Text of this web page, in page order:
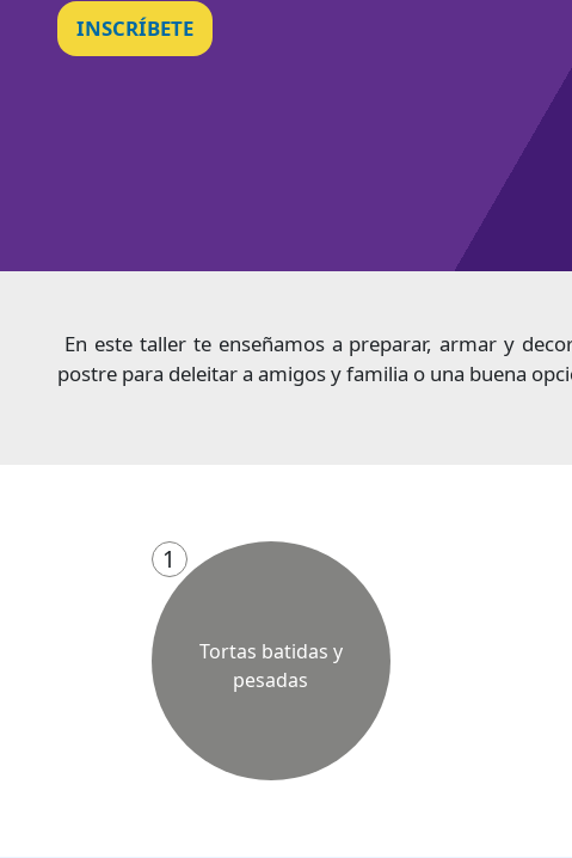
INSCRÍBETE
En este taller te enseñamos a preparar, armar y
postre para deleitar a amigos y familia o una buena
1
Tortas batidas y
pesadas